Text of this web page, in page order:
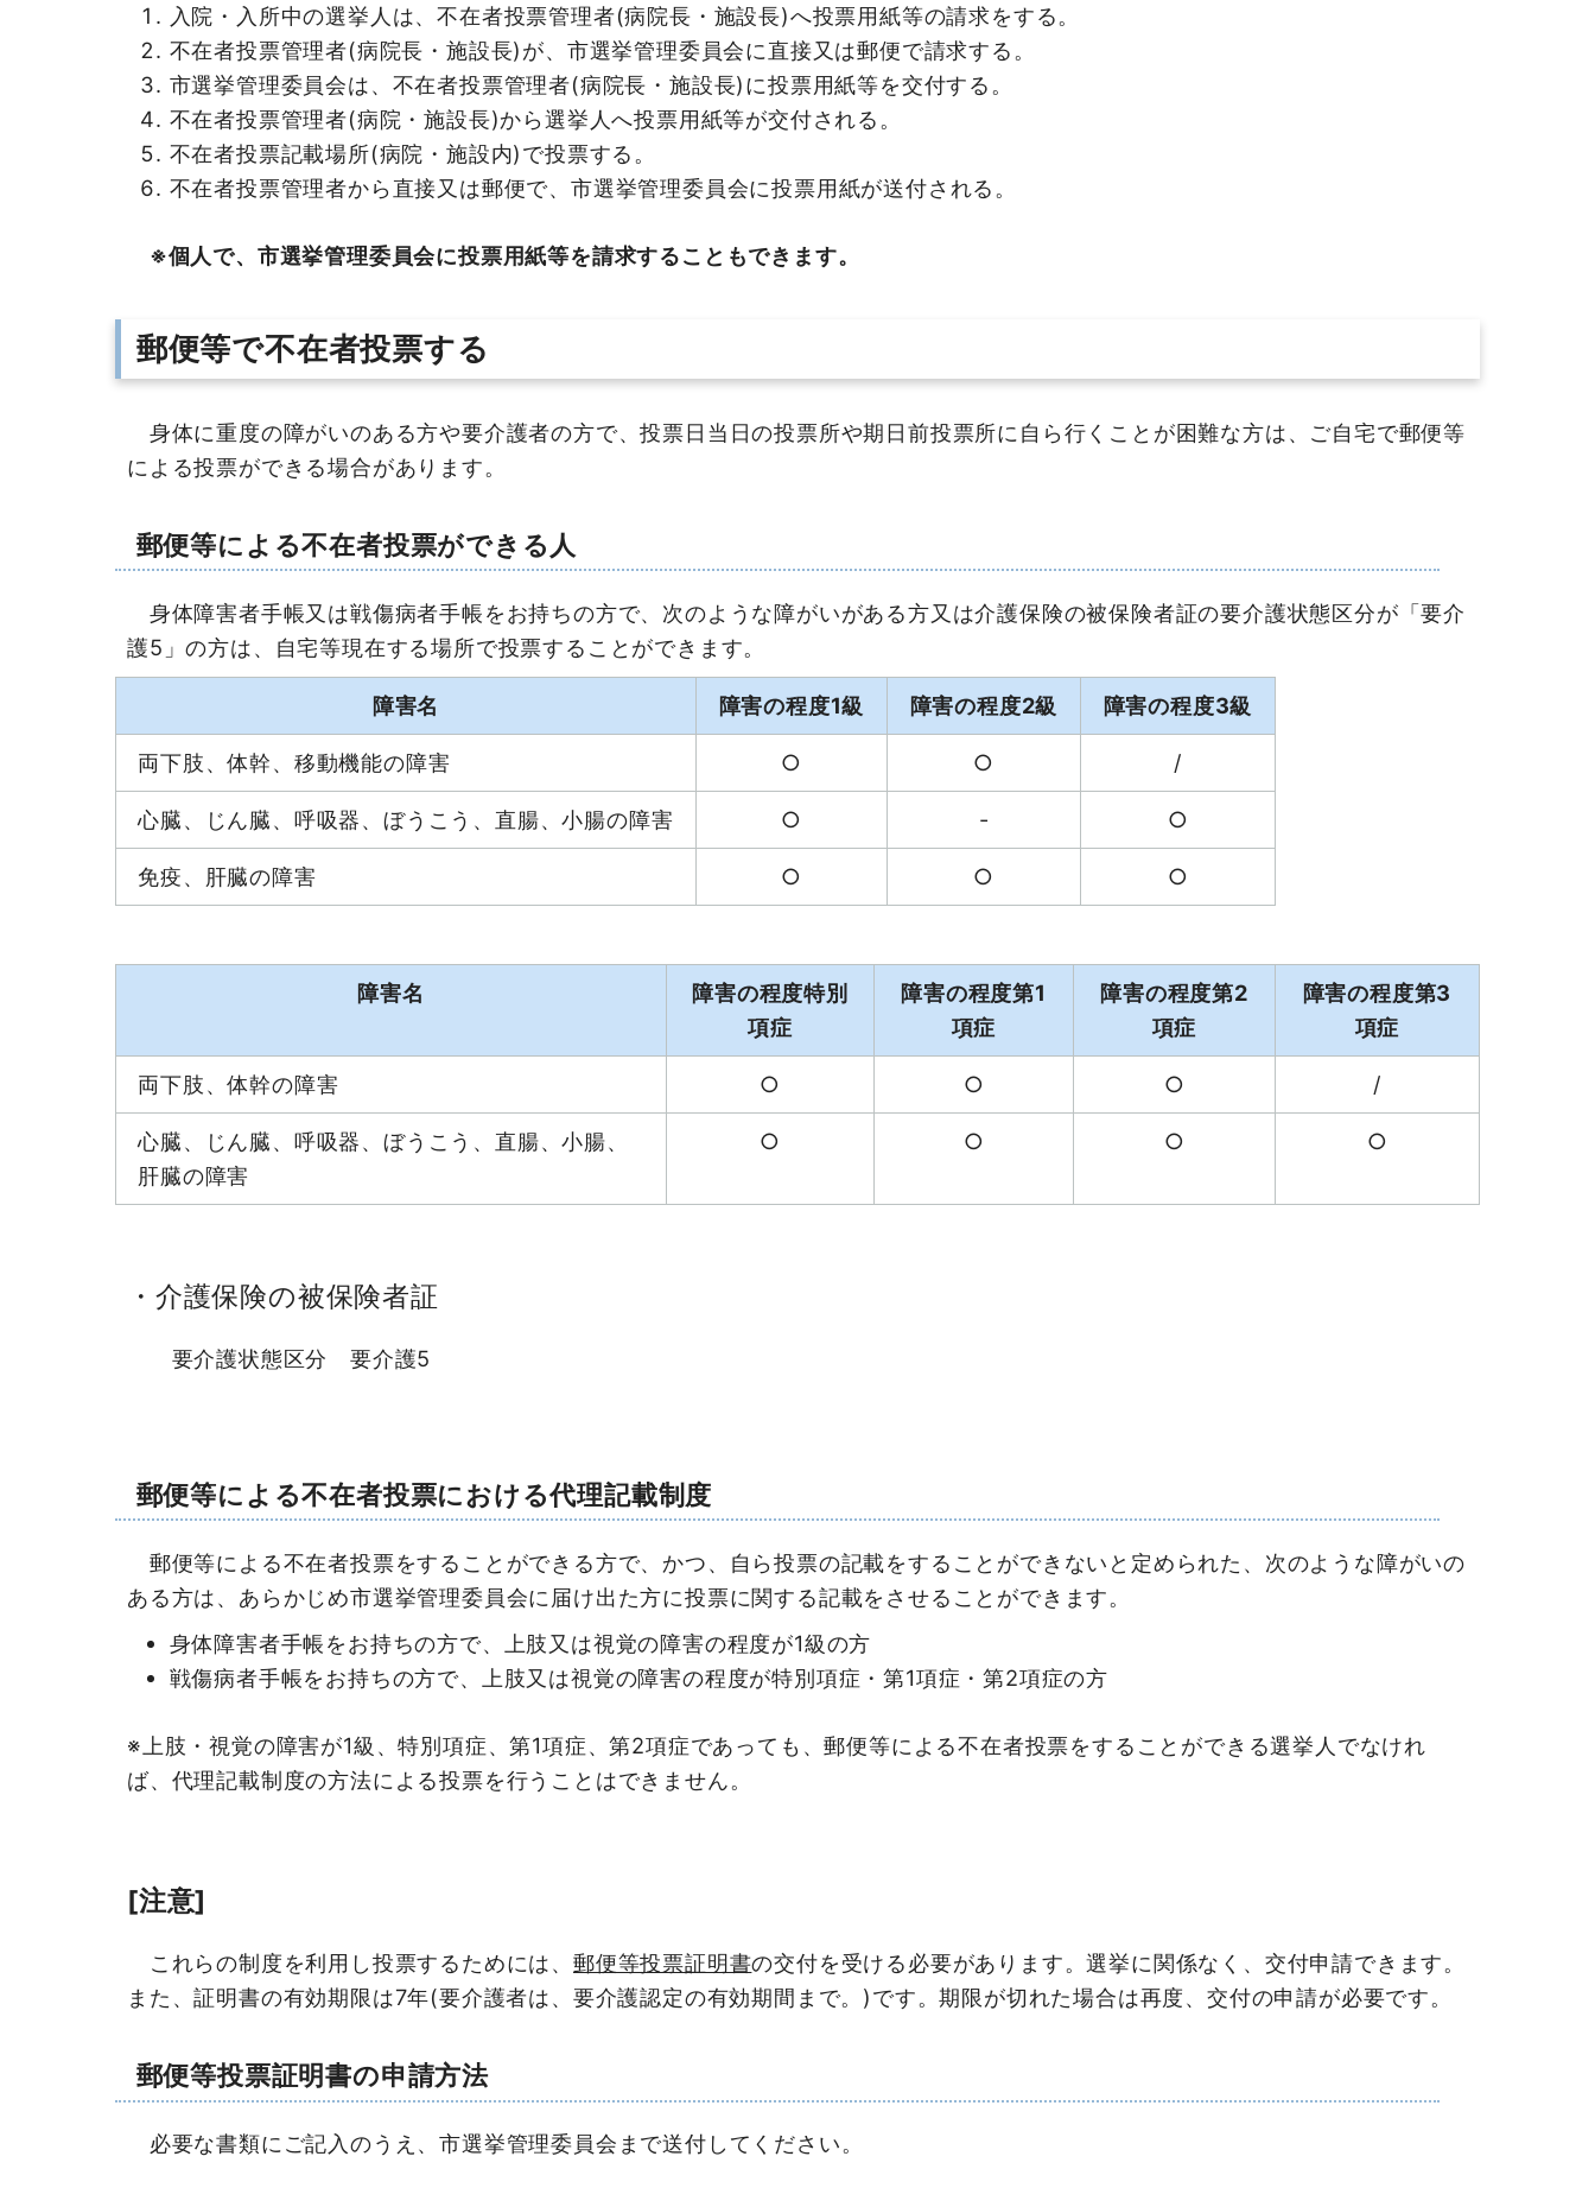
入院・入所中の選挙人は、不在者投票管理者(病院長・施設長)へ投票用紙等の請求をする。
不在者投票管理者(病院長・施設長)が、市選挙管理委員会に直接又は郵便で請求する。
市選挙管理委員会は、不在者投票管理者(病院長・施設長)に投票用紙等を交付する。
不在者投票管理者(病院・施設長)から選挙人へ投票用紙等が交付される。
不在者投票記載場所(病院・施設内)で投票する。
不在者投票管理者から直接又は郵便で、市選挙管理委員会に投票用紙が送付される。
※個人で、市選挙管理委員会に投票用紙等を請求することもできます。
郵便等で不在者投票する
身体に重度の障がいのある方や要介護者の方で、投票日当日の投票所や期日前投票所に自ら行くことが困難な方は、ご自宅で郵便等
による投票ができる場合があります。
郵便等による不在者投票ができる人
身体障害者手帳又は戦傷病者手帳をお持ちの方で、次のような障がいがある方又は介護保険の被保険者証の要介護状態区分が「要介
護5」の方は、自宅等現在する場所で投票することができます。
障害名 障害の程度1級 障害の程度2級 障害の程度3級
両下肢、体幹、移動機能の障害 ○ ○ /
心臓、じん臓、呼吸器、ぼうこう、直腸、小腸の障害 ○ - ○
免疫、肝臓の障害 ○ ○ ○
障害名
障害の程度特別
項症
障害の程度第1
項症
障害の程度第2
項症
障害の程度第3
項症
両下肢、体幹の障害 ○ ○ ○ /
心臓、じん臓、呼吸器、ぼうこう、直腸、小腸、
肝臓の障害
○ ○ ○ ○
・介護保険の被保険者証
要介護状態区分 要介護5
郵便等による不在者投票における代理記載制度
郵便等による不在者投票をすることができる方で、かつ、自ら投票の記載をすることができないと定められた、次のような障がいの
ある方は、あらかじめ市選挙管理委員会に届け出た方に投票に関する記載をさせることができます。
身体障害者手帳をお持ちの方で、上肢又は視覚の障害の程度が1級の方
戦傷病者手帳をお持ちの方で、上肢又は視覚の障害の程度が特別項症・第1項症・第2項症の方
※上肢・視覚の障害が1級、特別項症、第1項症、第2項症であっても、郵便等による不在者投票をすることができる選挙人でなけれ
ば、代理記載制度の方法による投票を行うことはできません。
[注意]
これらの制度を利用し投票するためには、 郵便等投票証明書の交付を受ける必要があります。選挙に関係なく、交付申請できます。
また、証明書の有効期限は7年(要介護者は、要介護認定の有効期間まで。)です。期限が切れた場合は再度、交付の申請が必要です。
郵便等投票証明書の申請方法
必要な書類にご記入のうえ、市選挙管理委員会まで送付してください。